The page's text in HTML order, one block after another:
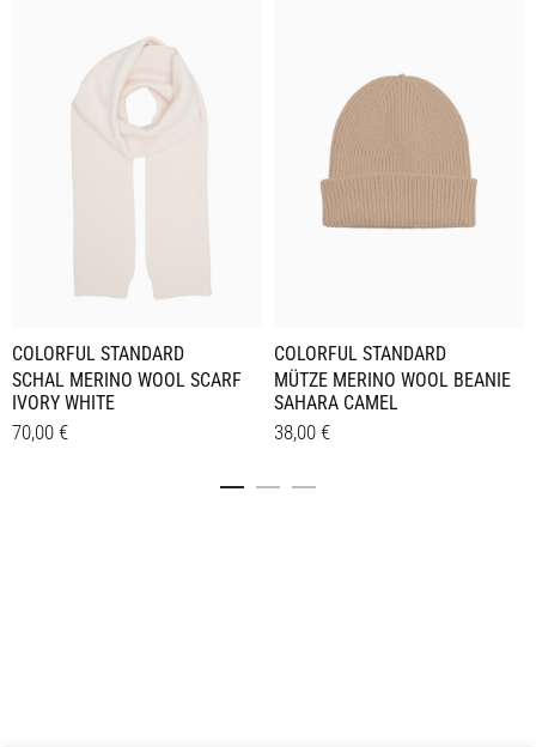
COLORFUL STANDARD
SCHAL MERINO WOOL SCARF
IVORY WHITE
70,00 €
COLORFUL STANDARD
MÜTZE MERINO WOOL BEANIE
SAHARA CAMEL
38,00 €